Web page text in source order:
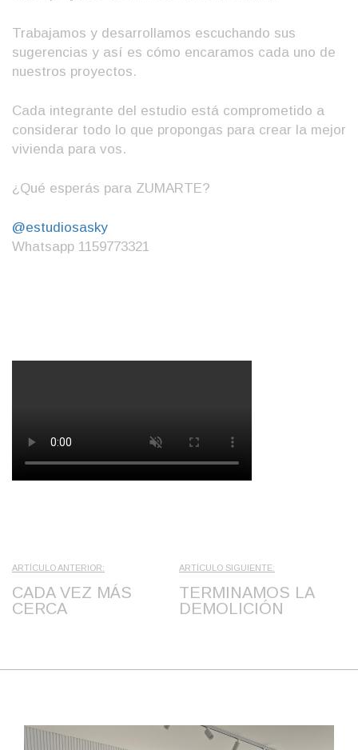
Trabajamos y desarrollamos escuchando sus
sugerencias y así es cómo encaramos cada uno de
nuestros proyectos.
Cada integrante del estudio está comprometido a
considerar todo lo que propongas para crear la mejor
vivienda para vos.
¿Qué esperás para ZUMARTE?
@estudiosasky
Whatsapp 1159773321
ARTÍCULO ANTERIOR:
CADA VEZ MÁS
CERCA
ARTÍCULO SIGUIENTE:
TERMINAMOS LA
DEMOLICIÓN